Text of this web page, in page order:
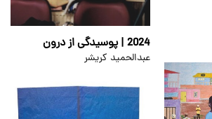
2024 | پوسیدگی از درون
عبدالحمید کریشر